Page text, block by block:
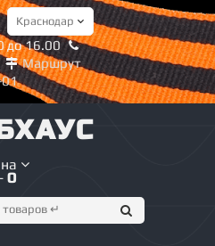
до 16.00
Маршрут
01
0